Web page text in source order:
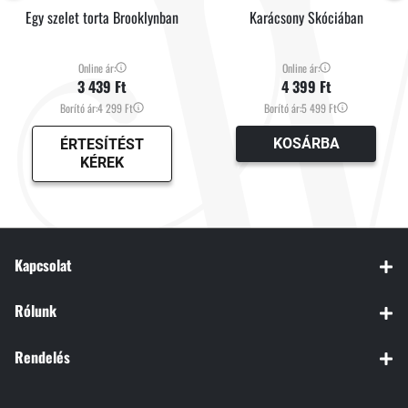
Egy szelet torta Brooklynban
Online ár:
3 439 Ft
Borító ár:4 299 Ft
ÉRTESÍTÉST
KÉREK
Karácsony Skóciában
Online ár:
4 399 Ft
Borító ár:5 499 Ft
KOSÁRBA
Kapcsolat
Rólunk
Rendelés